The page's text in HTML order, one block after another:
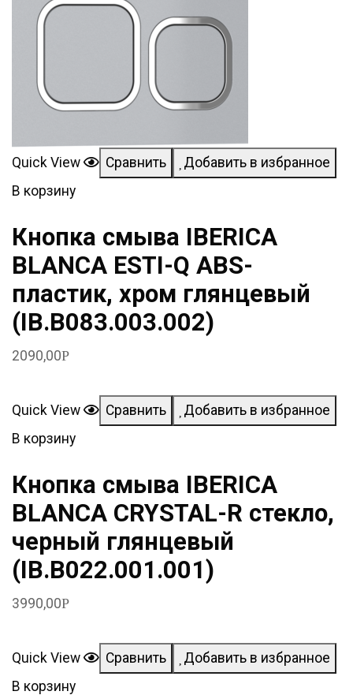
Quick View Сравнить
Добавить в избранное
В корзину
Кнопка смыва IBERICA
BLANCA ESTI-Q ABS-
пластик, хром глянцевый
(IB.B083.003.002)
2090,00Р
Quick View Сравнить
Добавить в избранное
В корзину
Кнопка смыва IBERICA
BLANCA CRYSTAL-R стекло,
черный глянцевый
(IB.B022.001.001)
3990,00Р
Quick View Сравнить
Добавить в избранное
В корзину